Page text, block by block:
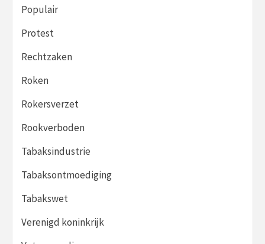
Populair
Protest
Rechtzaken
Roken
Rokersverzet
Rookverboden
Tabaksindustrie
Tabaksontmoediging
Tabakswet
Verenigd koninkrijk